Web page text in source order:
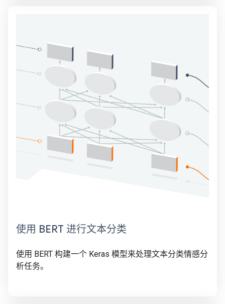
使用 BERT 进行文本分类
使用 BERT 构建一个 Keras 模型来处理文本分类情感分
析任务。